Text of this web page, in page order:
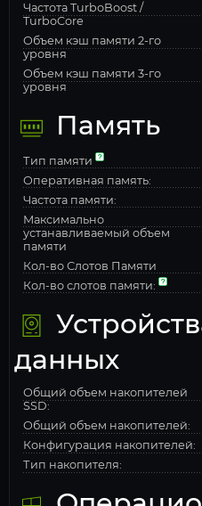
Частота TurboBoost /
TurboCore
Объем кэш памяти 2-го
уровня
Объем кэш памяти 3-го
уровня
Память
Тип памяти
Оперативная память:
Частота памяти:
Максимально
устанавливаемый объем
памяти
Кол-во Слотов Памяти
Кол-во слотов памяти:
данных
Общий объем накопителей
SSD:
Общий объем накопителей:
Конфигурация накопителей:
Тип накопителя: